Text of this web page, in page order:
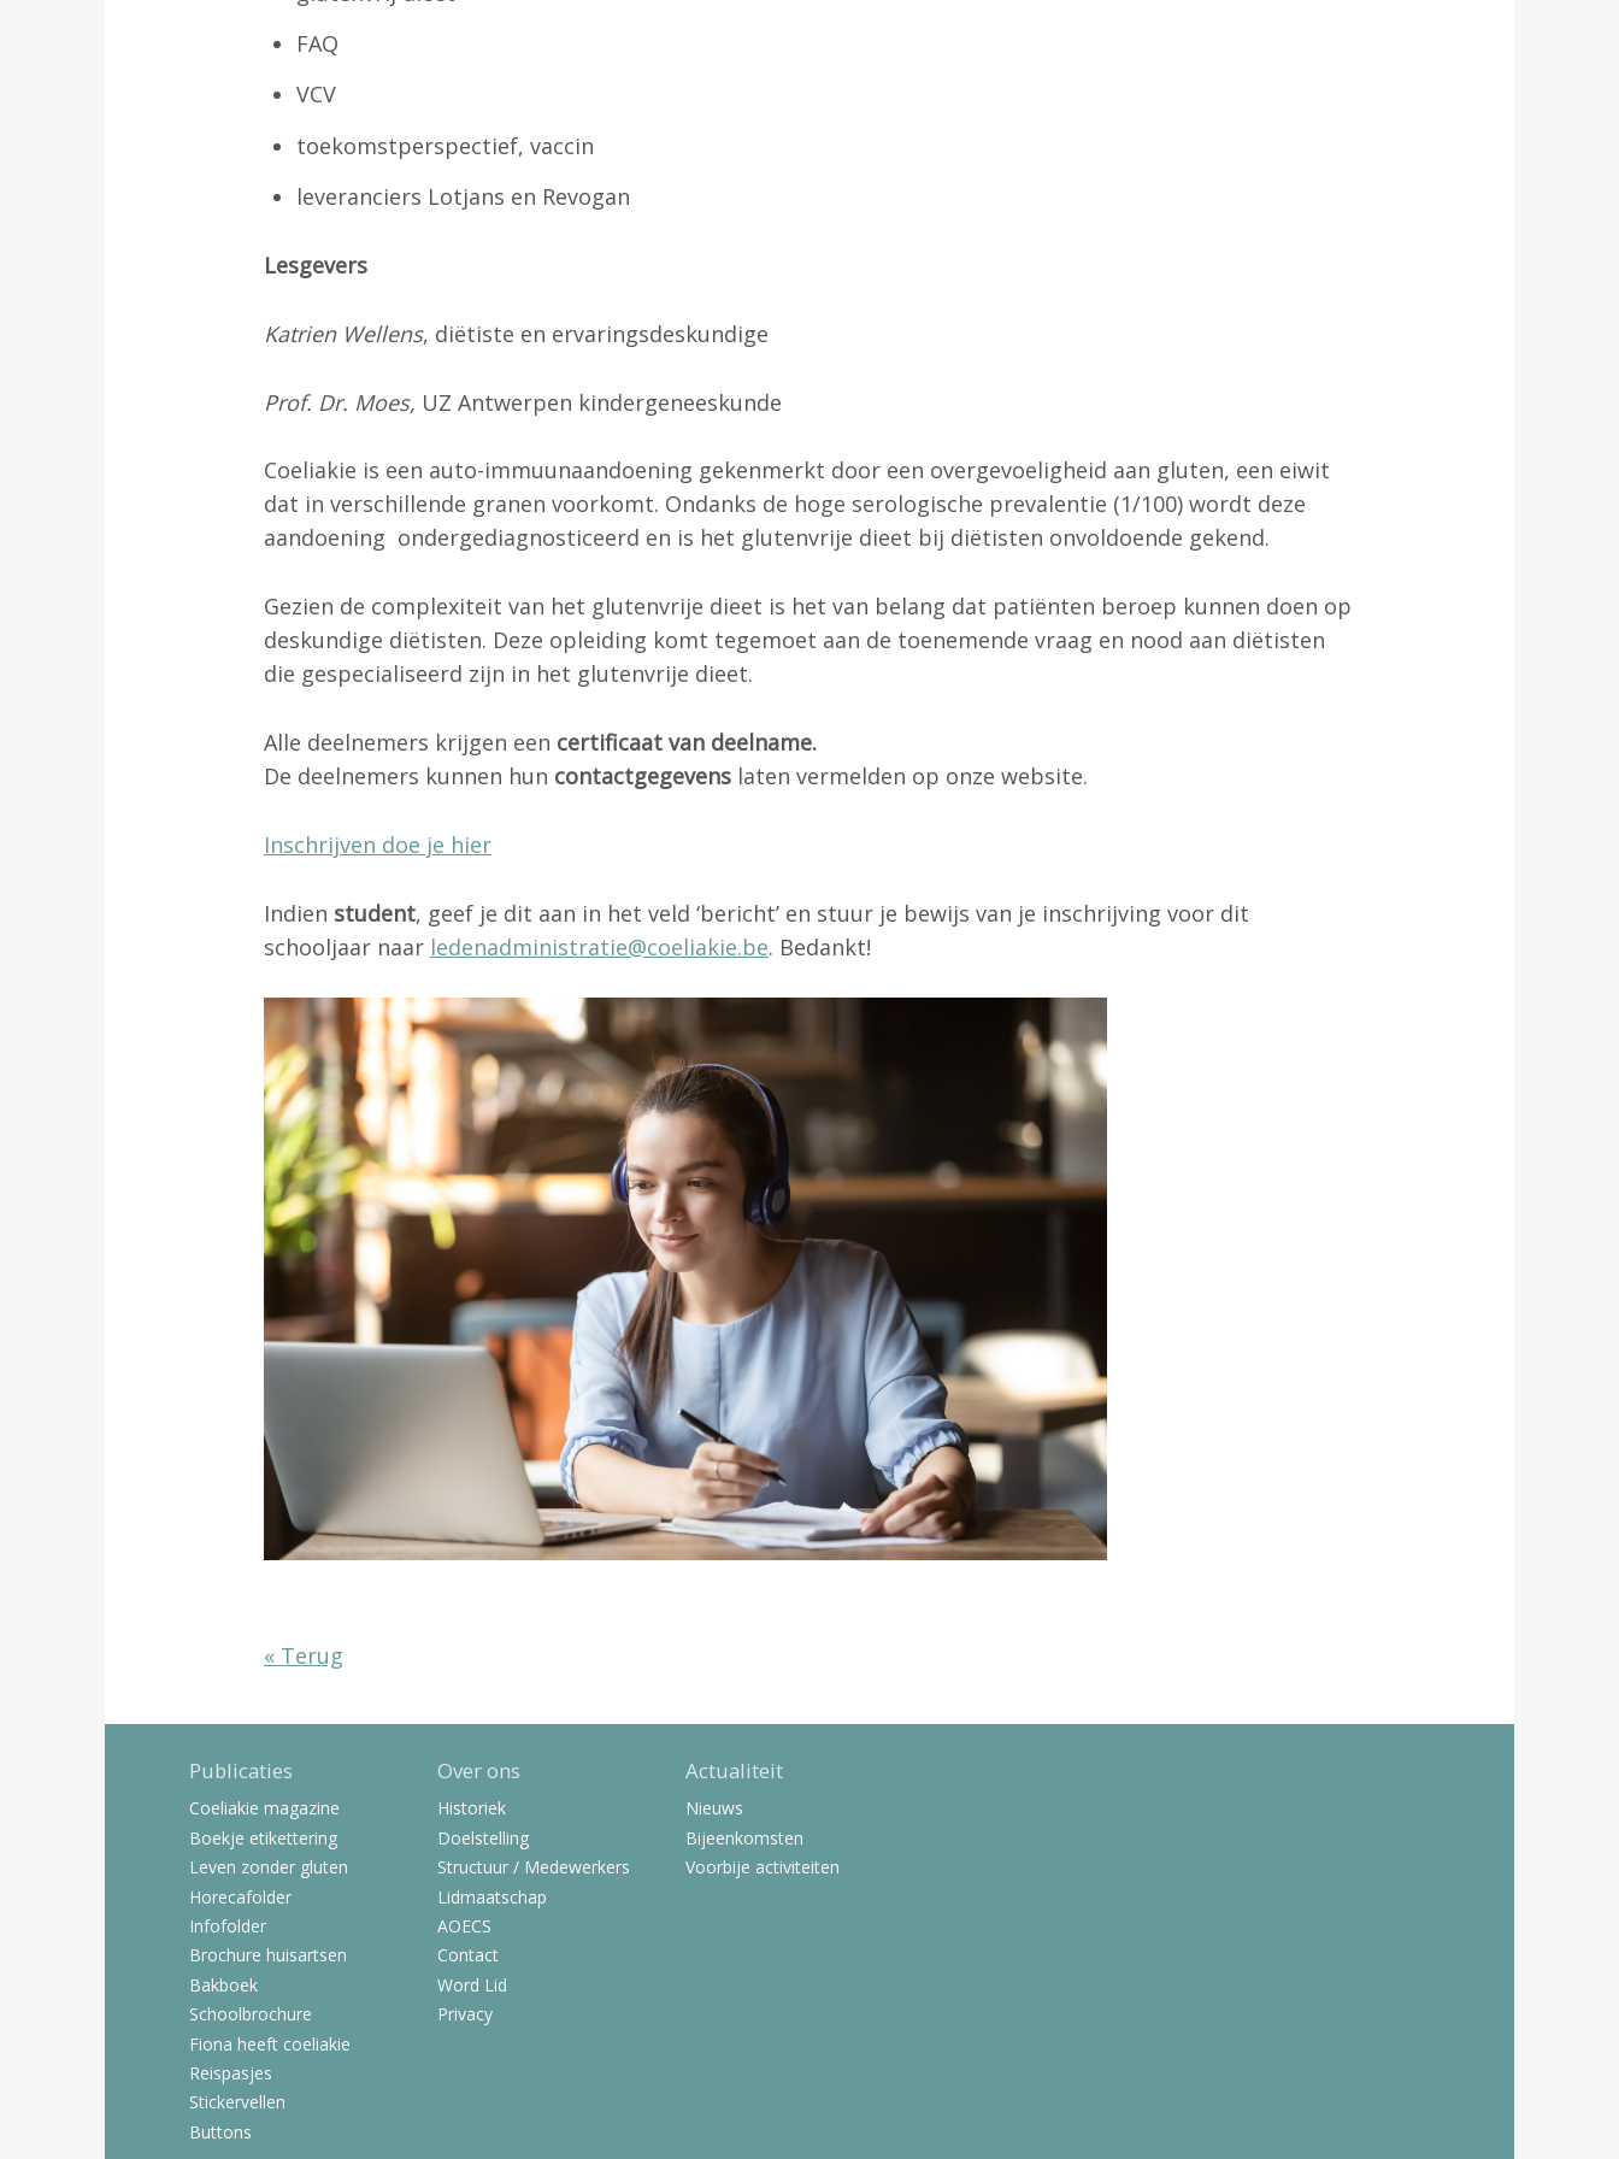
FAQ
VCV
toekomstperspectief, vaccin
leveranciers Lotjans en Revogan
Lesgevers
Katrien Wellens, diëtiste en ervaringsdeskundige
Prof. Dr. Moes, UZ Antwerpen kindergeneeskunde
Coeliakie is een auto-immuunaandoening gekenmerkt door een overgevoeligheid aan gluten, een eiwit
dat in verschillende granen voorkomt. Ondanks de hoge serologische prevalentie (1/100) wordt deze
aandoening ondergediagnosticeerd en is het glutenvrije dieet bij diëtisten onvoldoende gekend.
Gezien de complexiteit van het glutenvrije dieet is het van belang dat patiënten beroep kunnen doen op
deskundige diëtisten. Deze opleiding komt tegemoet aan de toenemende vraag en nood aan diëtisten
die gespecialiseerd zijn in het glutenvrije dieet.
Alle deelnemers krijgen een certificaat van deelname.
De deelnemers kunnen hun contactgegevens laten vermelden op onze website.
Inschrijven doe je hier
Indien student, geef je dit aan in het veld ‘bericht’ en stuur je bewijs van je inschrijving voor dit
schooljaar naar ledenadministratie@coeliakie.be. Bedankt!
« Terug
Publicaties
Coeliakie magazine
Boekje etikettering
Leven zonder gluten
Horecafolder
Infofolder
Brochure huisartsen
Bakboek
Schoolbrochure
Fiona heeft coeliakie
Reispasjes
Stickervellen
Buttons
Over ons
Historiek
Doelstelling
Structuur / Medewerkers
Lidmaatschap
AOECS
Contact
Word Lid
Privacy
Actualiteit
Nieuws
Bijeenkomsten
Voorbije activiteiten